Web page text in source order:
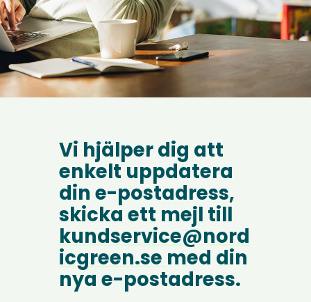
Vi hjälper dig att
enkelt uppdatera
din e-postadress,
skicka ett mejl till
kundservice@nord
icgreen.se med din
nya e-postadress.